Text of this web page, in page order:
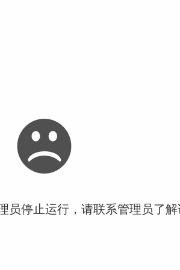
员停止运行，请联系管理员了